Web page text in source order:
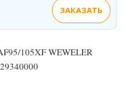
ЗАКАЗАТЬ
105XF WEWELER